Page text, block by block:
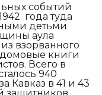
событий
года туда
детьми
аула
взорванного
книги
Всего в
940
Кавказ в 41 и 43
защитников